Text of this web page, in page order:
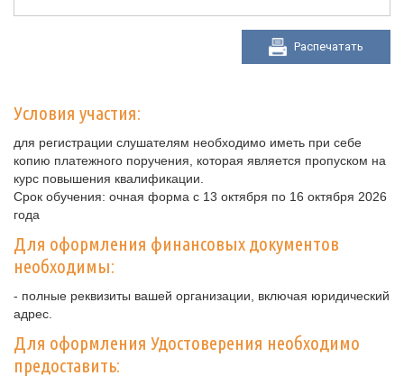
Распечатать
Условия участия:
для регистрации слушателям необходимо иметь при себе
копию платежного поручения, которая является пропуском на
курс повышения квалификации.
Срок обучения: очная форма с 13 октября по 16 октября 2026
года
Для оформления финансовых документов
необходимы:
- полные реквизиты вашей организации, включая юридический
адрес.
Для оформления Удостоверения необходимо
предоставить: